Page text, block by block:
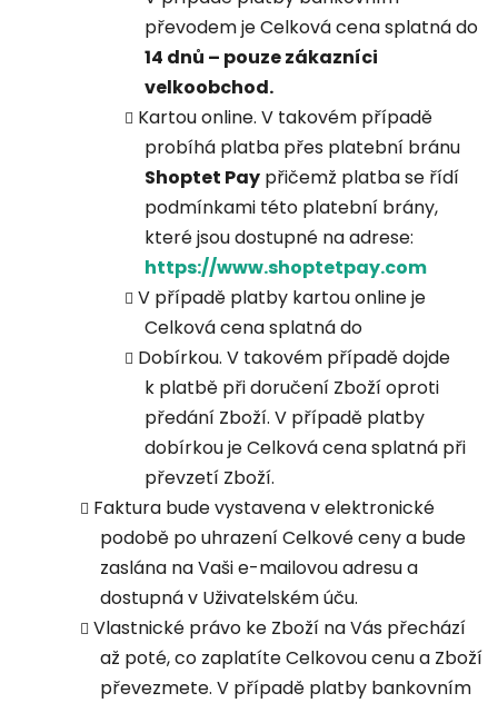
převodem je Celková cena splatná do
14 dnů – pouze zákazníci
velkoobchod.
Kartou online. V takovém případě
probíhá platba přes platební bránu
Shoptet Pay přičemž platba se řídí
podmínkami této platební brány,
které jsou dostupné na adrese:
https://www.shoptetpay.com
V případě platby kartou online je
Celková cena splatná do
Dobírkou. V takovém případě dojde
k platbě při doručení Zboží oproti
předání Zboží. V případě platby
dobírkou je Celková cena splatná při
převzetí Zboží.
Faktura bude vystavena v elektronické
podobě po uhrazení Celkové ceny a bude
zaslána na Vaši e-mailovou adresu a
dostupná v Uživatelském úču.
Vlastnické právo ke Zboží na Vás přechází
až poté, co zaplatíte Celkovou cenu a Zboží
převezmete. V případě platby bankovním